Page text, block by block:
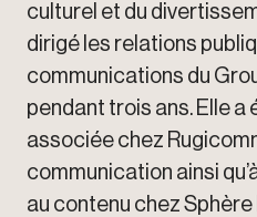
culturel et du
dirigé les relations
communications du
pendant trois ans. Elle a
associée chez
communication ainsi
au contenu chez